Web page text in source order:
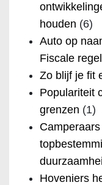
houden (6)
Auto op
Fiscale
Zo blijf je fit
Populariteit
grenzen (1)
Hoveniers